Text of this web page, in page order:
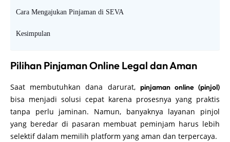
Cara Mengajukan Pinjaman di SEVA
Kesimpulan
Pilihan Pinjaman Online Legal dan Aman
Saat membutuhkan dana darurat, pinjaman online (pinjol)
bisa menjadi solusi cepat karena prosesnya yang praktis
tanpa perlu jaminan. Namun, banyaknya layanan pinjol
yang beredar di pasaran membuat peminjam harus lebih
selektif dalam memilih platform yang aman dan terpercaya.